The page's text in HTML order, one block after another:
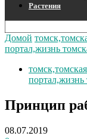
Растения
Домой
портал,жизнь
портал,жизнь
Принцип
08.07.2019